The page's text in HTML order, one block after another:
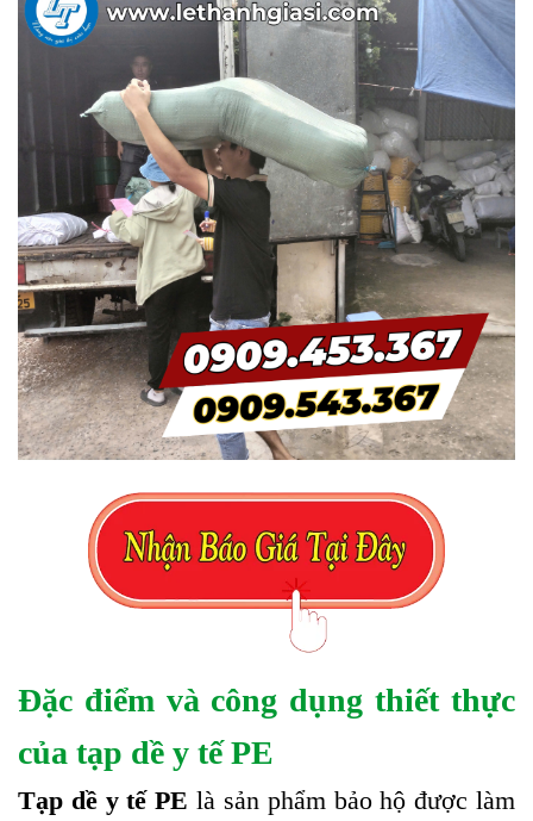
Đặc điểm và công dụng thiết thực
của tạp dề y tế PE
Tạp dề y tế PE là sản phẩm bảo hộ được làm